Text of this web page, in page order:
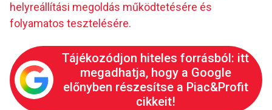
helyreállítási megoldás működtetésére és
folyamatos tesztelésére.
Tájékozódjon hiteles forrásból: itt
megadhatja, hogy a Google
előnyben részesítse a Piac&Profit
cikkeit!